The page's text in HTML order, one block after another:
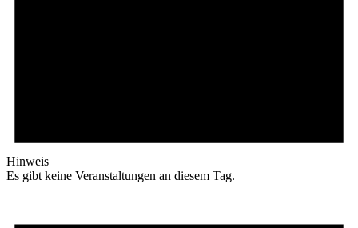
Hinweis
Es gibt keine Veranstaltungen an diesem Tag.